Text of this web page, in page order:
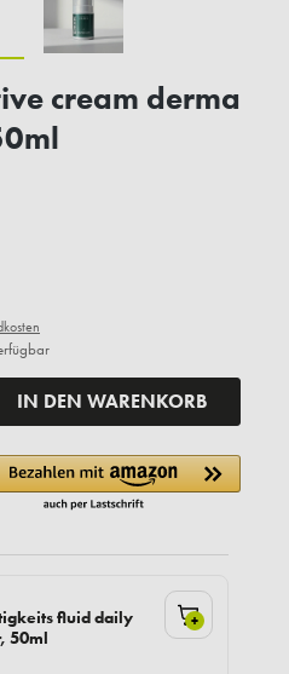
cream derma
IN DEN WARENKORB
fluid daily
50ml
+